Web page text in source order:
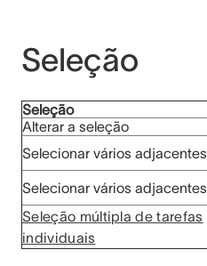
Seleção
Seleção
Alterar a seleção
Selecionar vários adjacentes
Selecionar vários adjacentes
Seleção múltipla de tarefas
individuais